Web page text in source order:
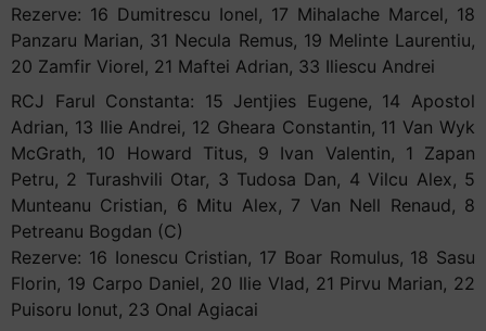
Rezerve: 16 Dumitrescu Ionel, 17 Mihalache Marcel, 18
Panzaru Marian, 31 Necula Remus, 19 Melinte Laurentiu,
20 Zamfir Viorel, 21 Maftei Adrian, 33 Iliescu Andrei
RCJ Farul Constanta: 15 Jentjies Eugene, 14 Apostol
Adrian, 13 Ilie Andrei, 12 Gheara Constantin, 11 Van Wyk
McGrath, 10 Howard Titus, 9 Ivan Valentin, 1 Zapan
Petru, 2 Turashvili Otar, 3 Tudosa Dan, 4 Vilcu Alex, 5
Munteanu Cristian, 6 Mitu Alex, 7 Van Nell Renaud, 8
Petreanu Bogdan (C)
Rezerve: 16 Ionescu Cristian, 17 Boar Romulus, 18 Sasu
Florin, 19 Carpo Daniel, 20 Ilie Vlad, 21 Pirvu Marian, 22
Puisoru Ionut, 23 Onal Agiacai